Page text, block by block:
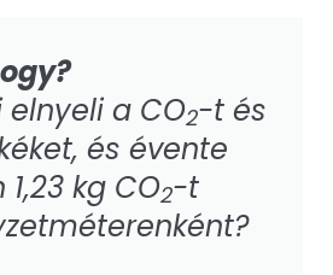
a CO2-t és
és évente
kg CO2-t